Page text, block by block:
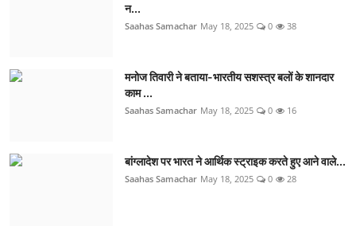
न...
Saahas Samachar May 18, 2025 0 38
मनोज तिवारी ने बताया-भारतीय सशस्त्र बलों के शानदार
काम ...
Saahas Samachar May 18, 2025 0 16
बांग्लादेश पर भारत ने आर्थिक स्ट्राइक करते हुए आने वाले...
Saahas Samachar May 18, 2025 0 28